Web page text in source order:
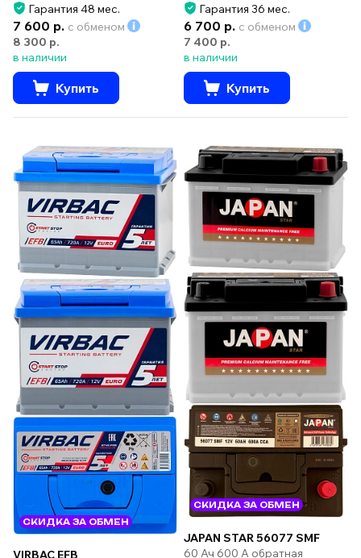
Гарантия 48 мес.
7 600 р. с обменом
8 300 р.
в наличии
Купить
Гарантия 36 мес.
6 700 р. с обменом
7 400 р.
в наличии
Купить
СКИДКА ЗА ОБМЕН
VIRBAC EFB
СКИДКА ЗА ОБМЕН
JAPAN STAR 56077 SMF
60 Ач 600 А обратная